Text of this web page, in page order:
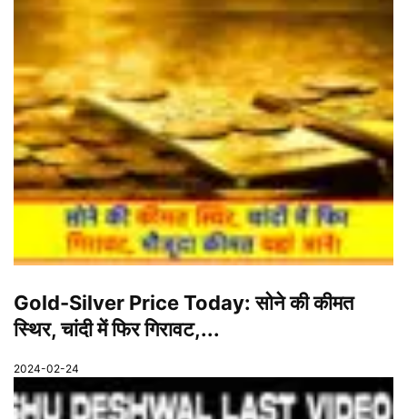
Gold-Silver Price Today: सोने की कीमत
स्थिर, चांदी में फिर गिरावट,...
2024-02-24